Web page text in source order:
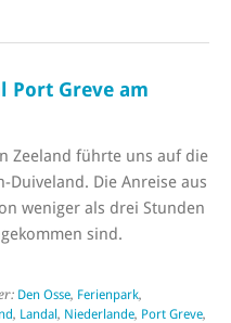
Port Greve am
Zeeland führte uns auf die
Duiveland. Die Anreise aus
weniger als drei Stunden
sind.
Den Osse, Ferienpark,
, Landal, Niederlande, Port Greve,